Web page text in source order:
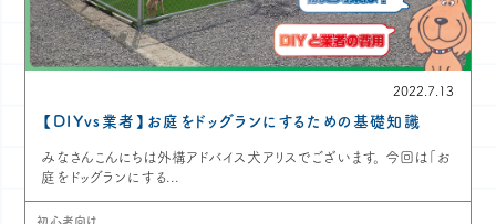
2022.7.13
【DIYvs業者】お庭をドッグランにするための基礎知識
みなさんこんにちは外構アドバイス犬アリスでございます。 今回は「お
庭をドッグランにする...